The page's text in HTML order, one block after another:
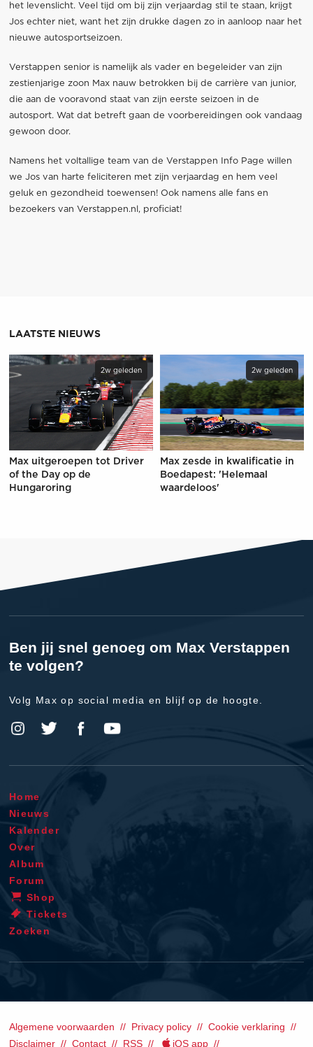
het levenslicht. Veel tijd om bij zijn verjaardag stil te staan, krijgt
Jos echter niet, want het zijn drukke dagen zo in aanloop naar het
nieuwe autosportseizoen.
Verstappen senior is namelijk als vader en begeleider van zijn
zestienjarige zoon Max nauw betrokken bij de carrière van junior,
die aan de vooravond staat van zijn eerste seizoen in de
autosport. Wat dat betreft gaan de voorbereidingen ook vandaag
gewoon door.
Namens het voltallige team van de Verstappen Info Page willen
we Jos van harte feliciteren met zijn verjaardag en hem veel
geluk en gezondheid toewensen! Ook namens alle fans en
bezoekers van Verstappen.nl, proficiat!
LAATSTE NIEUWS
2w geleden
Max uitgeroepen tot Driver
of the Day op de
Hungaroring
2w geleden
Max zesde in kwalificatie in
Boedapest: 'Helemaal
waardeloos'
Ben jij snel genoeg om Max Verstappen
te volgen?
Volg Max op social media en blijf op de hoogte.
Home
Nieuws
Kalender
Over
Album
Forum
Shop
Tickets
Zoeken
Algemene voorwaarden Privacy policy
Cookie verklaring
Disclaimer
Contact RSS iOS app